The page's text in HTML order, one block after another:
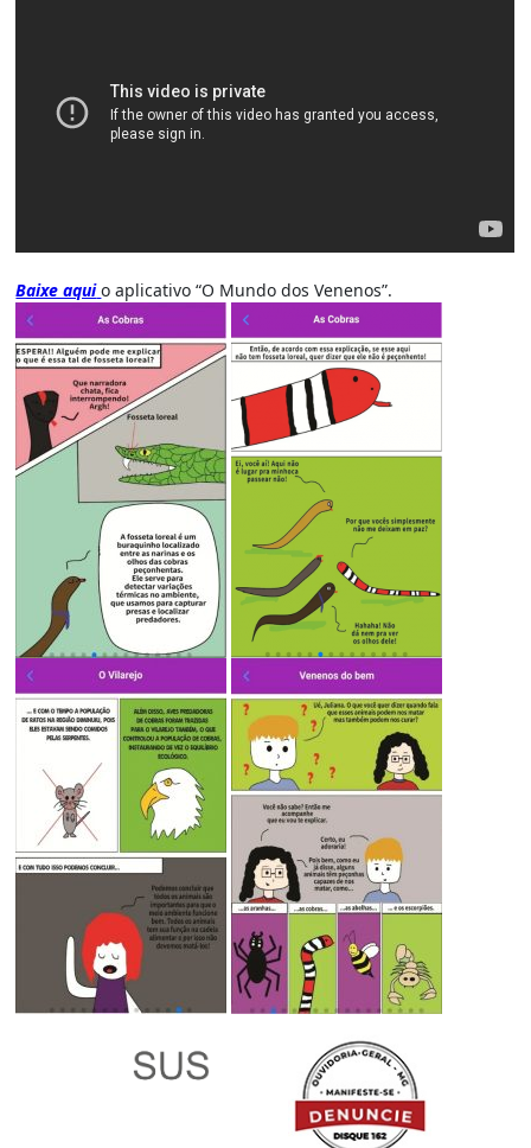
Baixe aqui o aplicativo “O Mundo dos Venenos”.